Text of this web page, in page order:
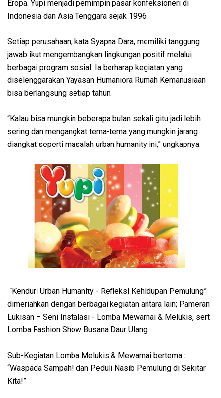
Eropa. Yupi menjadi pemimpin pasar konfeksioneri di
Indonesia dan Asia Tenggara sejak 1996.
Setiap perusahaan, kata Syapna Dara, memiliki tanggung
jawab ikut mengembangkan lingkungan positif melalui
berbagai program sosial. Ia berharap kegiatan yang
diselenggarakan Yayasan Humaniora Rumah Kemanusiaan
bisa berlangsung setiap tahun.
“Kalau bisa mungkin beberapa bulan sekali gitu jadi lebih
sering dan mengangkat tema-tema yang mungkin jarang
diangkat seperti masalah urban humanity ini,” ungkapnya.
“Kenduri Urban Humanity - Refleksi Kehidupan Pemulung”
dimeriahkan dengan berbagai kegiatan antara lain; Pameran
Lukisan – Seni Instalasi - Lomba Mewarnai & Melukis, sert
Lomba Fashion Show Busana Daur Ulang.
Sub-Kegiatan Lomba Melukis & Mewarnai bertema :
“Waspada Sampah! dan Peduli Nasib Pemulung di Sekitar
Kita!”